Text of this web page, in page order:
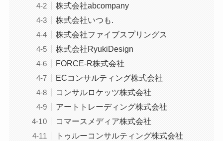
株式会社abcompany
株式会社いつも.
株式会社ファイブスプリングス
株式会社RyukiDesign
FORCE-R株式会社
ECコンサルティング株式会社
コンサルロケッツ株式会社
アートトレーディング株式会社
コマースメディア株式会社
トゥルーコンサルティング株式会社